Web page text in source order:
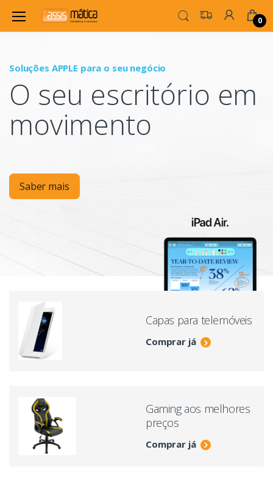
0
Soluções APPLE para o seu negócio
O seu escritório em
movimento
Saber mais
Capas para telemóveis
Comprar já
Gaming aos melhores
preços
Comprar já